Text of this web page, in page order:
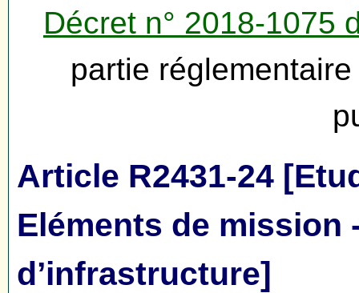
Décret n° 2018-1075
partie
Article R2431-24
Eléments de mission
d’infrastructure]